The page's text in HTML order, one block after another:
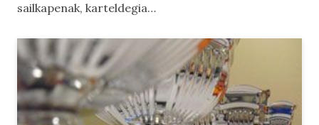
sailkapenak, karteldegia…